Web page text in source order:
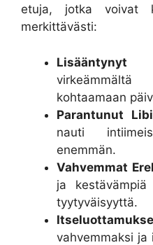
etuja, jotka voivat
merkittävästi:
Lisääntynyt
kohtaamaan
Parantunut
nauti
enemmän.
Vahvemmat
ja
tyytyväisyyttä.
vahvemmaksi ja